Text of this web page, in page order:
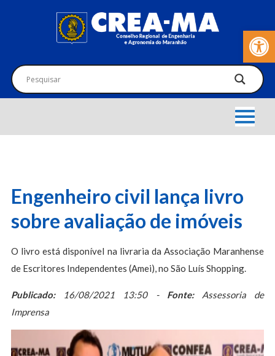
Barra de
Engenheiro civil lança livro
sobre avaliação de imóveis
O livro está disponível na livraria da Associação Maranhense
de Escritores Independentes (Amei), no São Luís Shopping.
Publicado:16/08/2021 13:50 - Fonte:Assessoria de
Imprensa